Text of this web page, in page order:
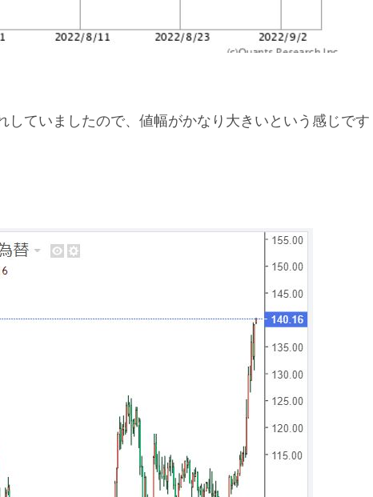
していましたので、値幅がかなり大きいという感じです